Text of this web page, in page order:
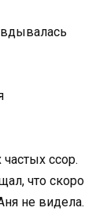
ссор.
что скоро
не видела.